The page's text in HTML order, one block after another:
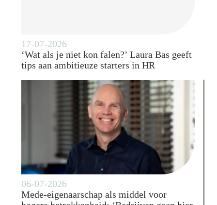
17-07-2026
‘Wat als je niet kon falen?’ Laura Bas geeft
tips aan ambitieuze starters in HR
06-07-2026
Mede-eigenaarschap als middel voor